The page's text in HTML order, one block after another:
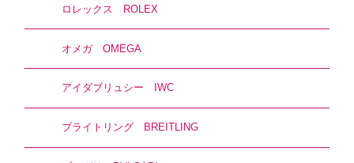
ロレックス ROLEX
オメガ OMEGA
アイダブリュシー IWC
ブライトリング BREITLING